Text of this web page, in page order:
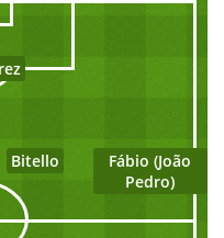
Bitello
Fábio (João
Pedro)